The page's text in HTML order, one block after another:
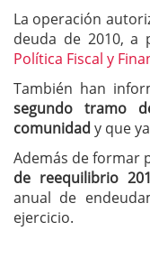
La operación
deuda de 2010, a
Política Fiscal y
También han
segundo tramo
comunidad y que
Además de formar
de reequilibrio
anual de
ejercicio.